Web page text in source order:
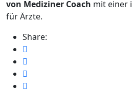
von Mediziner Coach mit einer
für Ärzte.
Share: